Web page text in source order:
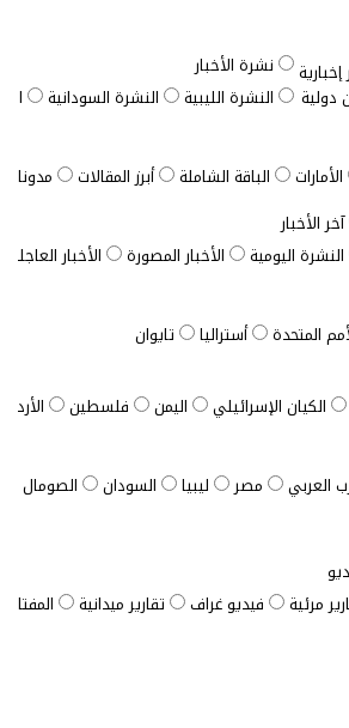
إخبارية
نشرة الأخبار
النشرة الليبية
النشرة السودانية
الأمارات الباقة الشاملة أبرز المقالات مدونات
آخر الأخبار
النشرة اليومية
الأخبار المصورة
الأخبار العاجلة
المتحدة أستراليا
تايوان
الكيان الإسرائيلي اليمن فلسطين
الأردن
العربي مصر ليبيا السودان الصومال
مرئية
فيديو غراف تقارير ميدانية